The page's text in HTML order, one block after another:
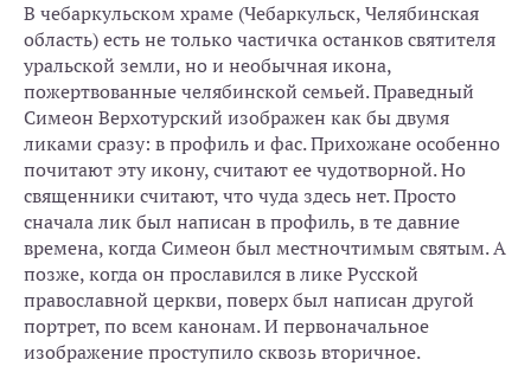
В чебаркульском храме (Чебаркульск, Челябинская
область) есть не только частичка останков святителя
уральской земли, но и необычная икона,
пожертвованные челябинской семьей. Праведный
Симеон Верхотурский изображен как бы двумя
ликами сразу: в профиль и фас. Прихожане особенно
почитают эту икону, считают ее чудотворной. Но
священники считают, что чуда здесь нет. Просто
сначала лик был написан в профиль, в те давние
времена, когда Симеон был местночтимым святым. А
позже, когда он прославился в лике Русской
православной церкви, поверх был написан другой
портрет, по всем канонам. И первоначальное
изображение проступило сквозь вторичное.